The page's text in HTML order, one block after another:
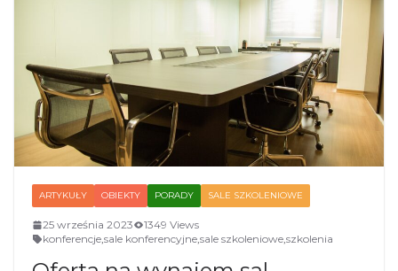
ARTYKUŁY OBIEKTY PORADY SALE SZKOLENIOWE
25 września 2023
1349 Views
konferencje sale konferencyjne sale szkoleniowe szkolenia